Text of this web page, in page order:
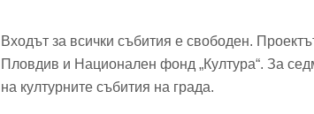
Входът за всички събития е свободен.
Пловдив и Национален фонд „Култура“. За
на културните събития на града.